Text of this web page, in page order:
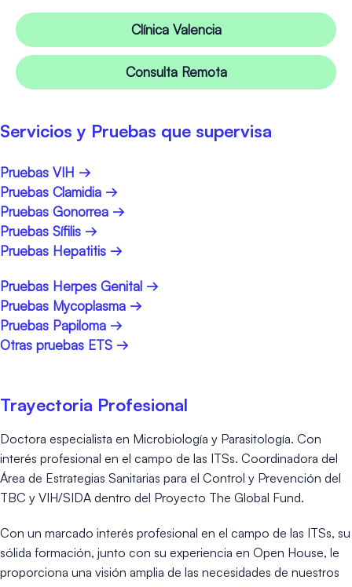
Clínica Valencia
Consulta Remota
Servicios y Pruebas que supervisa
Pruebas VIH →
Pruebas Clamidia →
Pruebas Gonorrea →
Pruebas Sífilis →
Pruebas Hepatitis →
Pruebas Herpes Genital →
Pruebas Mycoplasma →
Pruebas Papiloma →
Otras pruebas ETS →
Trayectoria Profesional
Doctora especialista en Microbiología y Parasitología. Con
interés profesional en el campo de las ITSs. Coordinadora del
Área de Estrategias Sanitarias para el Control y Prevención del
TBC y VIH/SIDA dentro del Proyecto The Global Fund.
Con un marcado interés profesional en el campo de las ITSs, su
sólida formación, junto con su experiencia en Open House, le
proporciona una visión amplia de las necesidades de nuestros